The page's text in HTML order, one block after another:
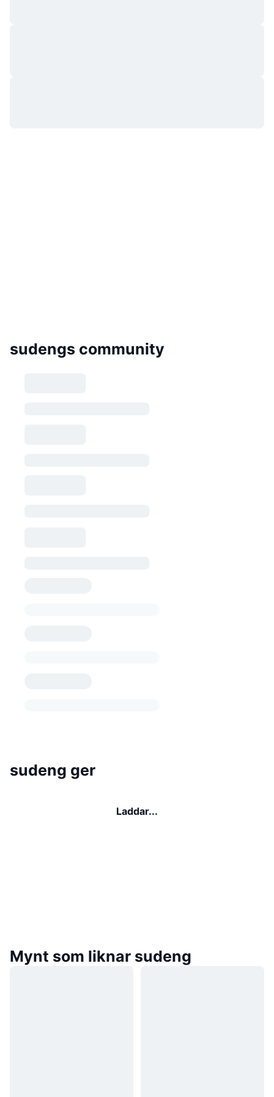
sudengs community
sudeng ger
Laddar...
Mynt som liknar sudeng